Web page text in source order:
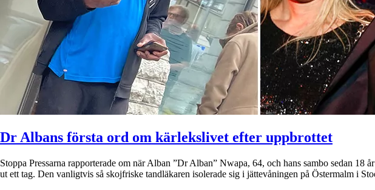
Dr Albans första ord om kärlekslivet efter uppbrottet
Stoppa Pressarna rapporterade om när Alban ”Dr Alban” Nwapa, 64, och hans sambo sedan
ut ett tag. Den vanligtvis så skojfriske tandläkaren isolerade sig i jättevåningen på Östermalm i